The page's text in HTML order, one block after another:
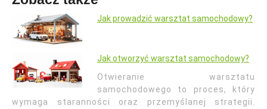
Jak prowadzić warsztat samochodowy?
Jak otworzyć warsztat samochodowy?
Otwieranie warsztatu
samochodowego to proces, który
wymaga staranności oraz przemyślanej strategii.